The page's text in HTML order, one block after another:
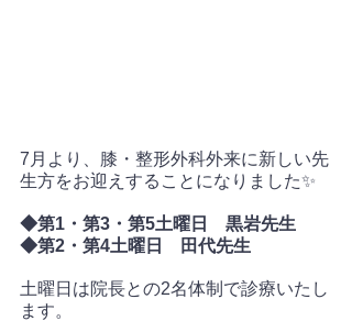
7月より、膝・整形外科外来に新しい先
生方をお迎えすることになりました✨
◆第1・第3・第5土曜日　黒岩先生
◆第2・第4土曜日　田代先生
土曜日は院長との2名体制で診療いたし
ます。